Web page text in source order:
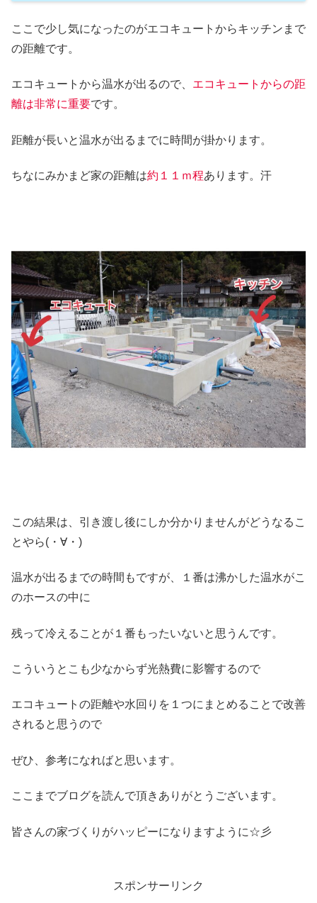
ここで少し気になったのがエコキュートからキッチンまで
の距離です。
エコキュートから温水が出るので、 エコキュートからの距
離は非常に重要です。
距離が長いと温水が出るまでに時間が掛かります。
ちなにみかまど家の距離は約１１ｍ程あります。汗
この結果は、引き渡し後にしか分かりませんがどうなるこ
とやら(・∀・)
温水が出るまでの時間もですが、１番は沸かした温水がこ
のホースの中に
残って冷えることが１番もったいないと思うんです。
こういうとこも少なからず光熱費に影響するので
エコキュートの距離や水回りを１つにまとめることで改善
されると思うので
ぜひ、参考になればと思います。
ここまでブログを読んで頂きありがとうございます。
皆さんの家づくりがハッピーになりますように☆彡
スポンサーリンク